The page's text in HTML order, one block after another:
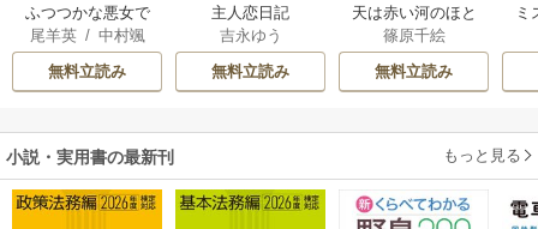
ふつつかな悪女で
はございますが ～
雛宮蝶鼠とりかえ
伝～
尾羊英/ 中村颯
希
/ ゆき哉
無料立読み
主人恋日記
吉永ゆう
無料立読み
天は赤い河のほと
り
篠原千絵
無料立読み
ミ
小説・実用書の最新刊 もっと見る